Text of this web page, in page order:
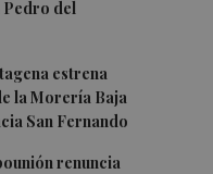
Pedro del
estrena
la Morería Baja
San Fernando
renuncia